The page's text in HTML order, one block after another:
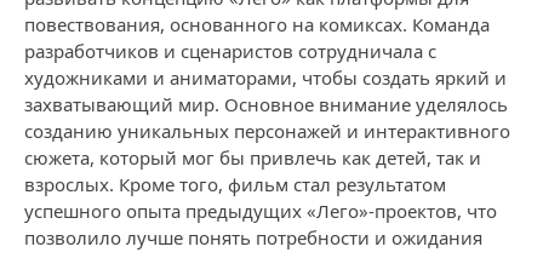
повествования, основанного на комиксах. Команда
разработчиков и сценаристов сотрудничала с
художниками и аниматорами, чтобы создать яркий и
захватывающий мир. Основное внимание уделялось
созданию уникальных персонажей и интерактивного
сюжета, который мог бы привлечь как детей, так и
взрослых. Кроме того, фильм стал результатом
успешного опыта предыдущих «Лего»-проектов, что
позволило лучше понять потребности и ожидания